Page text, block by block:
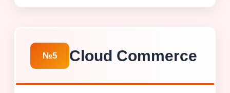
№5 Cloud Commerce